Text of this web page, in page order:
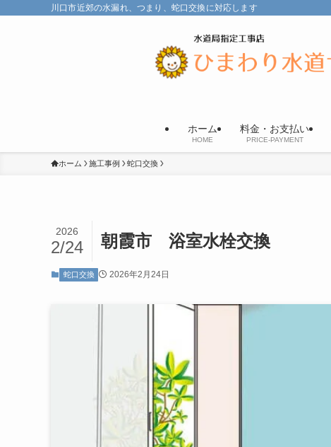
川口市近郊の水漏れ、つまり、蛇口交換に対応します
ホーム
HOME
料金・お支払い
PRICE-PAYMENT
ホーム 施工事例 蛇口交換
朝霞市 浴室水栓交換
2026
2/24
蛇口交換 2026年2月24日